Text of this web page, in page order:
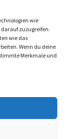
wie
zuzugreifen.
wie das
Wenn du deine
Merkmale und